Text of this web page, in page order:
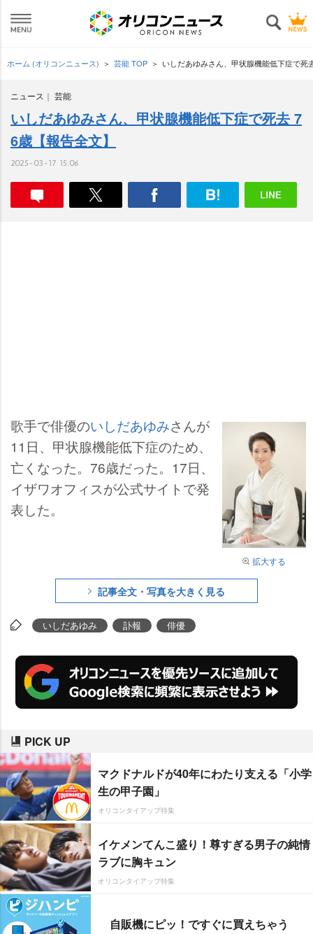
ホーム (オリコンニュース) 芸能 TOP いしだあゆみさん、甲状腺機能低下症で死
ニュース 芸能
いしだあゆみさん、甲状腺機能低下症で死去 7
6歳【報告全文】
2025-03-17 15:06
拡大する
歌手で俳優のいしだあゆみさんが
11日、甲状腺機能低下症のため、
亡くなった。76歳だった。17日、
イザワオフィスが公式サイトで発
表した。
記事全文・写真を大きく見る
いしだあゆみ 訃報 俳優
PICK UP
マクドナルドが40年にわたり支える「小学
生の甲子園」
オリコンタイアップ特集
イケメンてんこ盛り！尊すぎる男子の純情
ラブに胸キュン
オリコンタイアップ特集
自販機にピッ！ですぐに買えちゃう